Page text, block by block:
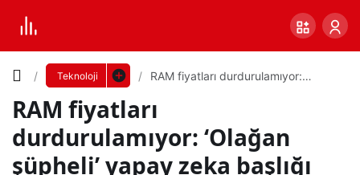
Teknoloji
RAM fiyatları durdurulamıyor:
altında yeni bir çağ başlıyor!
RAM fiyatları
durdurulamıyor: ‘Olağan
şüpheli’ yapay zeka başlığı
RA
Yazı
Boyutunu
Ayarla